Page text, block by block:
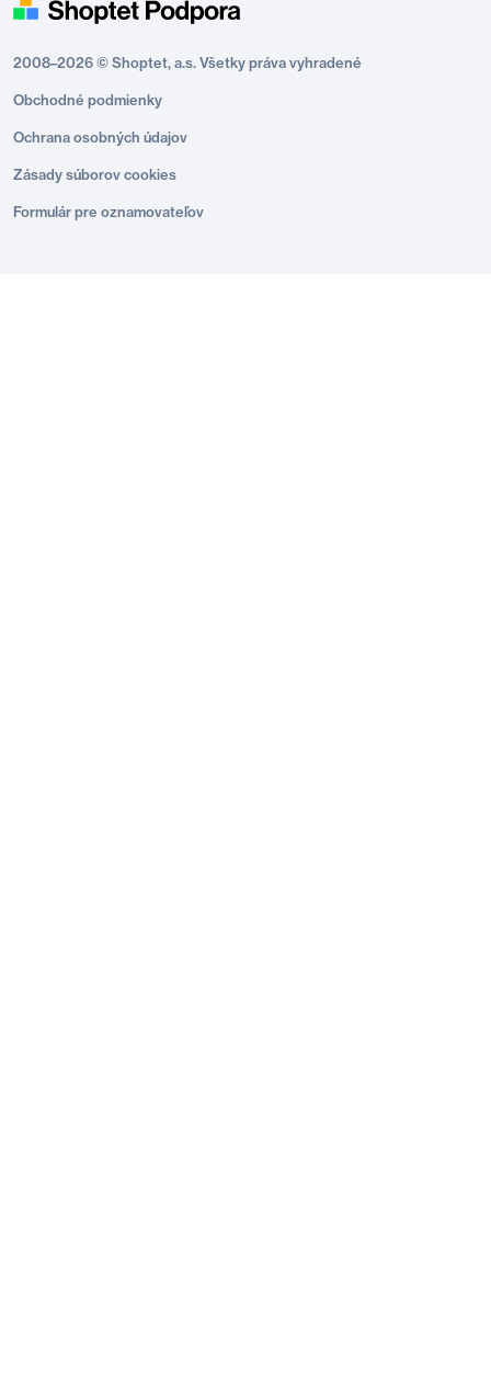
2008–2026 © Shoptet, a.s. Všetky práva vyhradené
Obchodné podmienky
Ochrana osobných údajov
Zásady súborov cookies
Formulár pre oznamovateľov